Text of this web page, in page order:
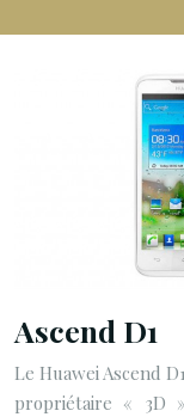
Ascend D1
Le Huawei Ascend
propriétaire « 3D